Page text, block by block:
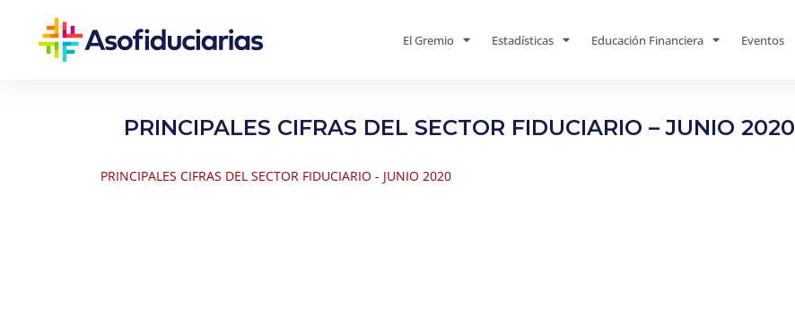
El Gremio Estadísticas Educación Financiera Eventos
PRINCIPALES CIFRAS DEL SECTOR FIDUCIARIO – JUNIO 2020
PRINCIPALES CIFRAS DEL SECTOR FIDUCIARIO - JUNIO 2020